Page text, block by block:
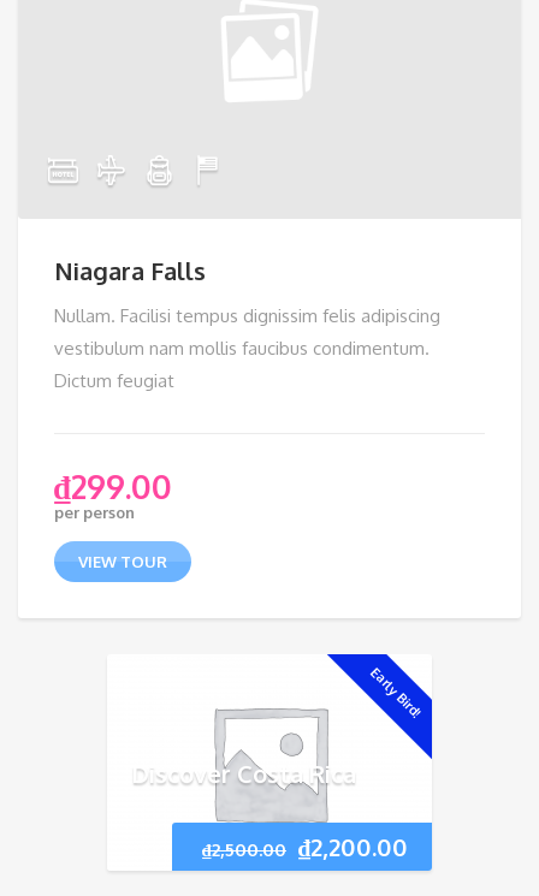
Niagara Falls
Nullam. Facilisi tempus dignissim felis adipiscing
vestibulum nam mollis faucibus condimentum.
Dictum feugiat
₫299.00
per person
VIEW TOUR
Early Bird!
₫2,500.00 ₫2,200.00
Discover Costa Rica